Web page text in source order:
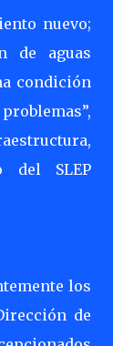
nuevo;
de aguas
condición
del SLEP
los
de